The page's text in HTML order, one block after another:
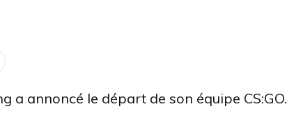
a annoncé le départ de son équipe CS:GO.